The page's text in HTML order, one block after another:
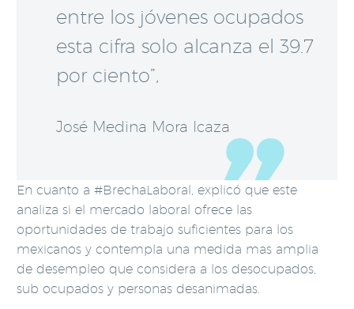
entre los jóvenes ocupados
esta cifra solo alcanza el 39.7
por ciento”,
José Medina Mora Icaza
En cuanto a #BrechaLaboral, explicó que este
analiza si el mercado laboral ofrece las
oportunidades de trabajo suficientes para los
mexicanos y contempla una medida mas amplia
de desempleo que considera a los desocupados,
sub ocupados y personas desanimadas.